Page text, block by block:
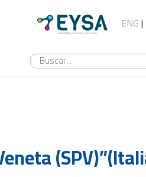
ENG|